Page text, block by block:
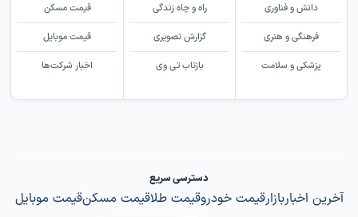
دانش و فناوری
فرهنگی و هنری
پزشکی و سلامت
راه و چاه زندگی
گزارش تصویری
بازتاب تی وی
قیمت مسکن
قیمت موبایل
اخبار شرکت‌ها
دسترسی سریع
آخرین اخباربازارقیمت خودروقیمت طلاقیمت مسکنقیمت موبایل